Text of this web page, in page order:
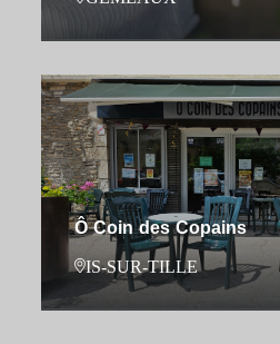
Ô Coin des Copains
IS-SUR-TILLE